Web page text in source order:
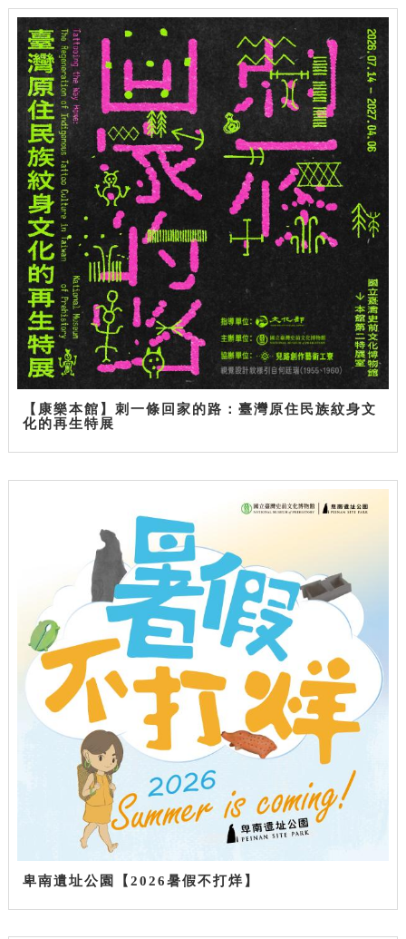
【康樂本館】刺一條回家的路：臺灣原住民族紋身文
化的再生特展
卑南遺址公園【2026暑假不打烊】